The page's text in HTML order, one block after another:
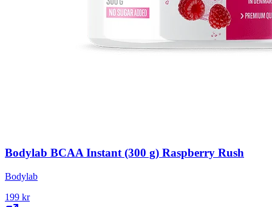
Bodylab BCAA Instant (300 g) Raspberry Rush
Bodylab
199 kr